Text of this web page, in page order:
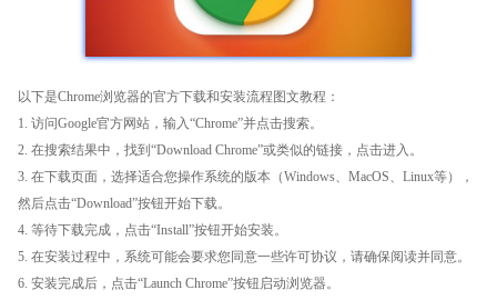
以下是Chrome浏览器的官方下载和安装流程图文教程：
1. 访问Google官方网站，输入“Chrome”并点击搜索。
2. 在搜索结果中，找到“Download Chrome”或类似的链接，点击进入。
3. 在下载页面，选择适合您操作系统的版本（Windows、MacOS、Linux等），
然后点击“Download”按钮开始下载。
4. 等待下载完成，点击“Install”按钮开始安装。
5. 在安装过程中，系统可能会要求您同意一些许可协议，请确保阅读并同意。
6. 安装完成后，点击“Launch Chrome”按钮启动浏览器。